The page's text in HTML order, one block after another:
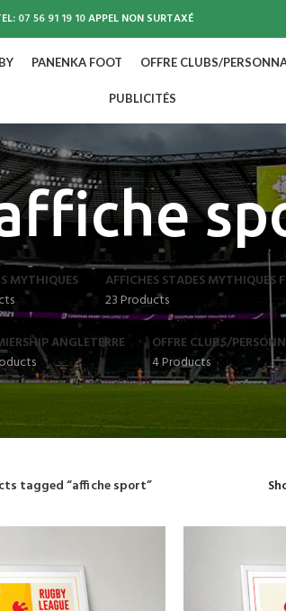
07 56 91 19 10APPEL NON SURTAXÉ
PANENKA FOOT OFFRE CLUBS/
PUBLICITÉS
MYTHIQUES
AFFICHES STADES MYTHIQUES
23 Products
ANGLETERRE
OFFRE CLUBS/
4 Products
tagged “affiche sport”